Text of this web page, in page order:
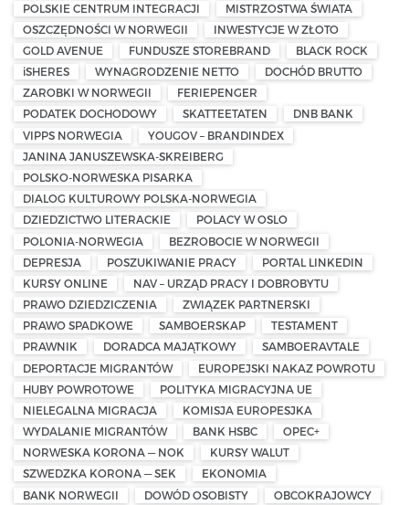
POLSKIE CENTRUM INTEGRACJI
MISTRZOSTWA ŚWIATA
OSZCZĘDNOŚCI W NORWEGII
INWESTYCJE W ZŁOTO
GOLD AVENUE
FUNDUSZE STOREBRAND
BLACK ROCK
iSHERES
WYNAGRODZENIE NETTO
DOCHÓD BRUTTO
ZAROBKI W NORWEGII
FERIEPENGER
PODATEK DOCHODOWY
SKATTEETATEN
DNB BANK
VIPPS NORWEGIA
YOUGOV – BRANDINDEX
JANINA JANUSZEWSKA-SKREIBERG
POLSKO-NORWESKA PISARKA
DIALOG KULTUROWY POLSKA-NORWEGIA
DZIEDZICTWO LITERACKIE
POLACY W OSLO
POLONIA-NORWEGIA
BEZROBOCIE W NORWEGII
DEPRESJA
POSZUKIWANIE PRACY
PORTAL LINKEDIN
KURSY ONLINE
NAV – URZĄD PRACY I DOBROBYTU
PRAWO DZIEDZICZENIA
ZWIĄZEK PARTNERSKI
PRAWO SPADKOWE
SAMBOERSKAP
TESTAMENT
PRAWNIK
DORADCA MAJĄTKOWY
SAMBOERAVTALE
DEPORTACJE MIGRANTÓW
EUROPEJSKI NAKAZ POWROTU
HUBY POWROTOWE
POLITYKA MIGRACYJNA UE
NIELEGALNA MIGRACJA
KOMISJA EUROPESJKA
WYDALANIE MIGRANTÓW
BANK HSBC
OPEC+
NORWESKA KORONA — NOK
KURSY WALUT
SZWEDZKA KORONA — SEK
EKONOMIA
BANK NORWEGII
DOWÓD OSOBISTY
OBCOKRAJOWCY